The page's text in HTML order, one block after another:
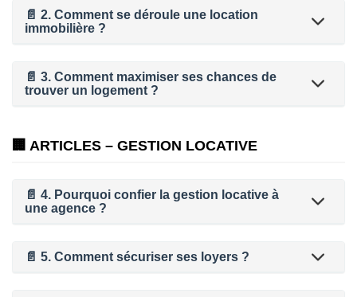
📄 2. Comment se déroule une location
immobilière ?
📄 3. Comment maximiser ses chances de
trouver un logement ?
🏢 ARTICLES – GESTION LOCATIVE
📄 4. Pourquoi confier la gestion locative à
une agence ?
📄 5. Comment sécuriser ses loyers ?